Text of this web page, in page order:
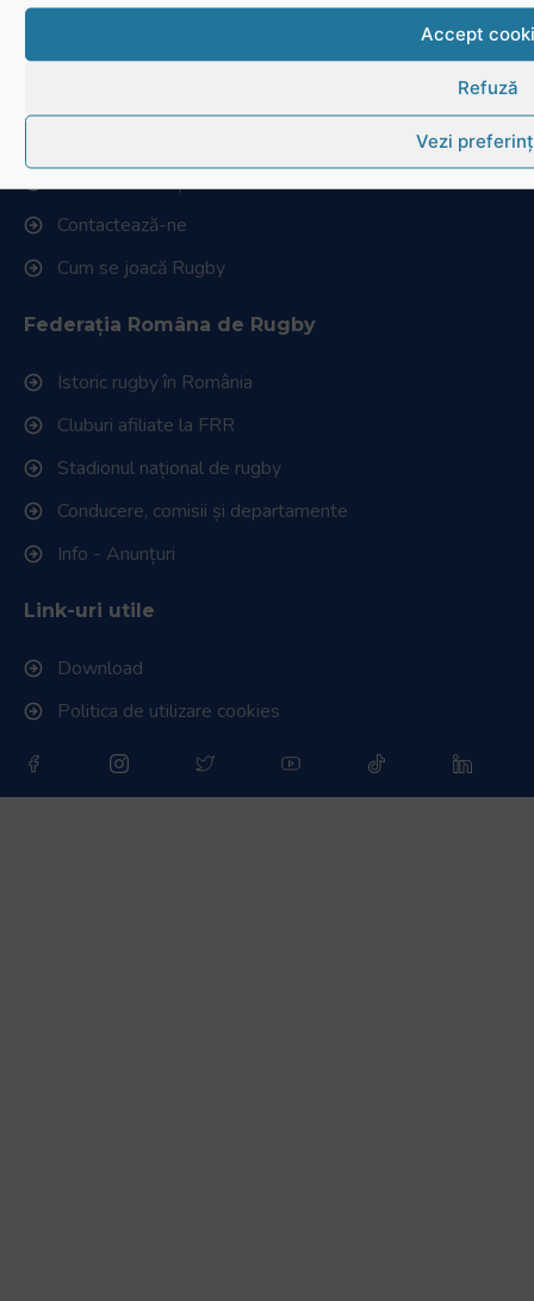
Accept
Refuză
Vezi
Transmisii live și reluări
Contactează-ne
Cum se joacă Rugby
Federația Româna de Rugby
Istoric rugby în România
Cluburi afiliate la FRR
Stadionul național de rugby
Conducere, comisii și departamente
Info - Anunțuri
Link-uri utile
Download
Politica de utilizare cookies